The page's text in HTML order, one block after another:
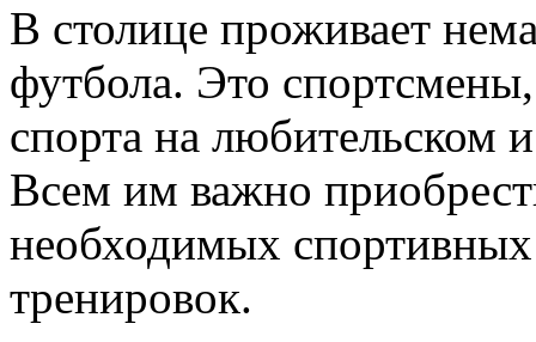
В столице проживает
футбола. Это
спорта на любительском
Всем им важно
необходимых
тренировок.